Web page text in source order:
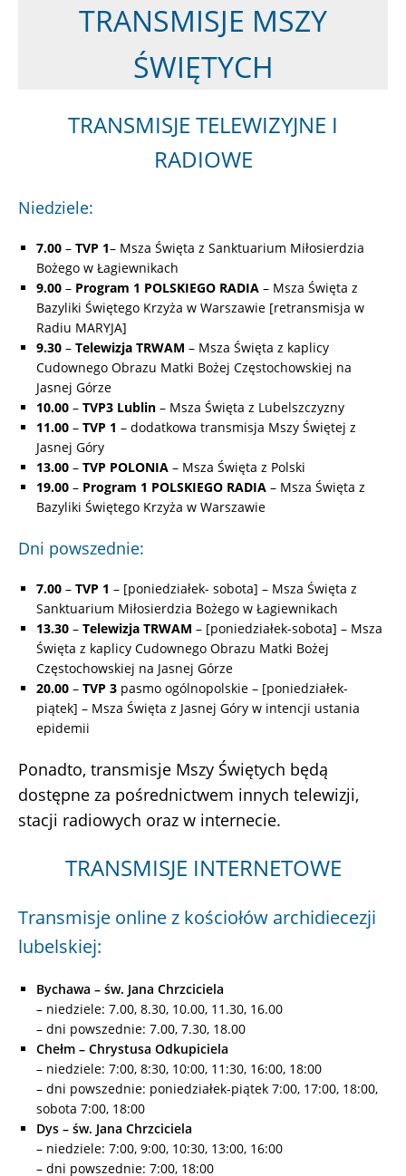
TRANSMISJE MSZY
ŚWIĘTYCH
TRANSMISJE TELEWIZYJNE I
RADIOWE
Niedziele:
7.00 – TVP 1– Msza Święta z Sanktuarium Miłosierdzia
Bożego w Łagiewnikach
9.00 – Program 1 POLSKIEGO RADIA – Msza Święta z
Bazyliki Świętego Krzyża w Warszawie [retransmisja w
Radiu MARYJA]
9.30 – Telewizja TRWAM – Msza Święta z kaplicy
Cudownego Obrazu Matki Bożej Częstochowskiej na
Jasnej Górze
10.00 – TVP3 Lublin – Msza Święta z Lubelszczyzny
11.00 – TVP 1 – dodatkowa transmisja Mszy Świętej z
Jasnej Góry
13.00 – TVP POLONIA – Msza Święta z Polski
19.00 – Program 1 POLSKIEGO RADIA – Msza Święta z
Bazyliki Świętego Krzyża w Warszawie
Dni powszednie:
7.00 – TVP 1 – [poniedziałek- sobota] – Msza Święta z
Sanktuarium Miłosierdzia Bożego w Łagiewnikach
13.30 – Telewizja TRWAM – [poniedziałek-sobota] – Msza
Święta z kaplicy Cudownego Obrazu Matki Bożej
Częstochowskiej na Jasnej Górze
20.00 – TVP 3 pasmo ogólnopolskie – [poniedziałek-
piątek] – Msza Święta z Jasnej Góry w intencji ustania
epidemii
Ponadto, transmisje Mszy Świętych będą
dostępne za pośrednictwem innych telewizji,
stacji radiowych oraz w internecie.
TRANSMISJE INTERNETOWE
Transmisje online z kościołów archidiecezji
lubelskiej:
Bychawa – św. Jana Chrzciciela
– niedziele: 7.00, 8.30, 10.00, 11.30, 16.00
– dni powszednie: 7.00, 7.30, 18.00
Chełm – Chrystusa Odkupiciela
– niedziele: 7:00, 8:30, 10:00, 11:30, 16:00, 18:00
– dni powszednie: poniedziałek-piątek 7:00, 17:00, 18:00,
sobota 7:00, 18:00
Dys – św. Jana Chrzciciela
– niedziele: 7:00, 9:00, 10:30, 13:00, 16:00
– dni powszednie: 7:00, 18:00